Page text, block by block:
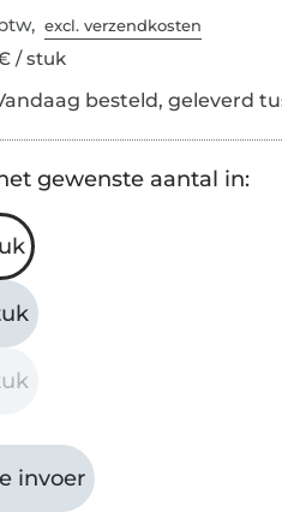
excl. verzendkosten
/ stuk
besteld, geleverd
gewenste aantal in:
invoer